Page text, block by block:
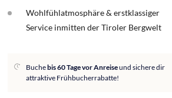
Wohlfühlatmosphäre & erstklassiger
Service inmitten der Tiroler Bergwelt
Buchebis 60 Tage vor Anreiseund sichere dir
attraktive Frühbucherrabatte!